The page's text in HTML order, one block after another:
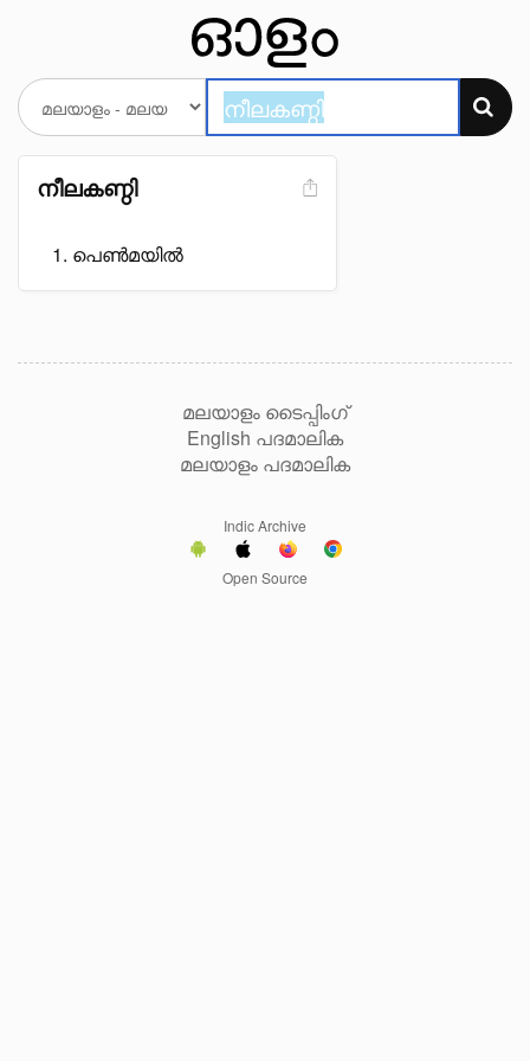
നീലകണ്ഠി
പെൺമയിൽ
മലയാളം ടൈപ്പിംഗ്
English പദമാലിക
മലയാളം പദമാലിക
Indic Archive
Open Source